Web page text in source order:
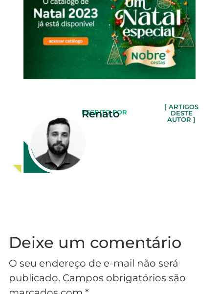
ESCRITO POR
Renato
[ ARTIGOS
DESTE
AUTOR ]
Deixe um comentário
O seu endereço de e-mail não será
publicado. Campos obrigatórios são